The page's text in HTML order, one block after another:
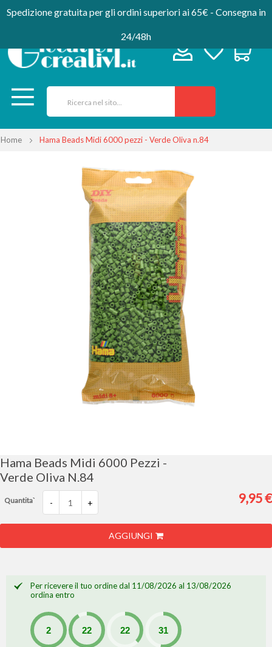
Spedizione gratuita per gli ordini superiori ai 65€ - Consegna in
24/48h
Home Hama Beads Midi 6000 pezzi - Verde Oliva n.84
galleria
di
immagini
Hama Beads Midi 6000 Pezzi -
Verde Oliva N.84
Quantita` - +
AGGIUNGI
9,95 €
Per ricevere il tuo ordine dal 11/08/2026 al 13/08/2026
ordina entro